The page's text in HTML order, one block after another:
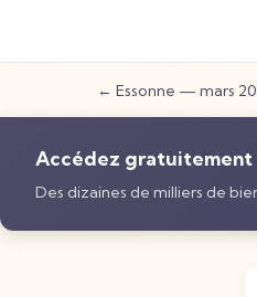
← Essonne — mars
Accédez gratuitement
Des dizaines de milliers de